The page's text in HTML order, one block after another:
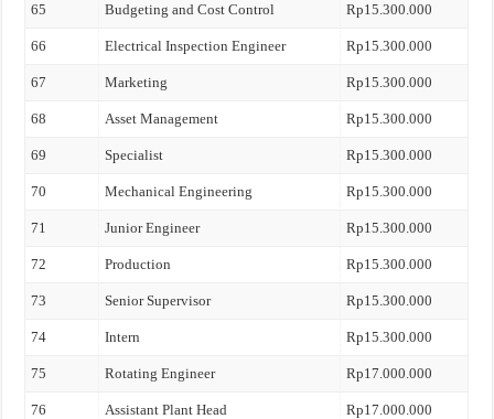
65 Budgeting and Cost Control Rp15.300.000
66 Electrical Inspection Engineer Rp15.300.000
67 Marketing Rp15.300.000
68 Asset Management Rp15.300.000
69 Specialist Rp15.300.000
70 Mechanical Engineering Rp15.300.000
71 Junior Engineer Rp15.300.000
72 Production Rp15.300.000
73 Senior Supervisor Rp15.300.000
74 Intern Rp15.300.000
75 Rotating Engineer Rp17.000.000
76 Assistant Plant Head Rp17.000.000